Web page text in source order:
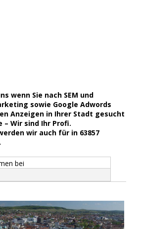
wenn Sie nach SEM und
sowie Google Adwords
Anzeigen in Ihrer Stadt gesucht
– Wir sind Ihr Profi.
wir auch für in 63857
bei